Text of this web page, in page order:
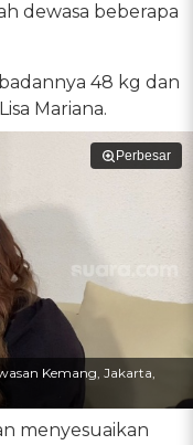
dewasa beberapa
48 kg dan
Mariana.
Perbesar
Kemang, Jakarta,
menyesuaikan